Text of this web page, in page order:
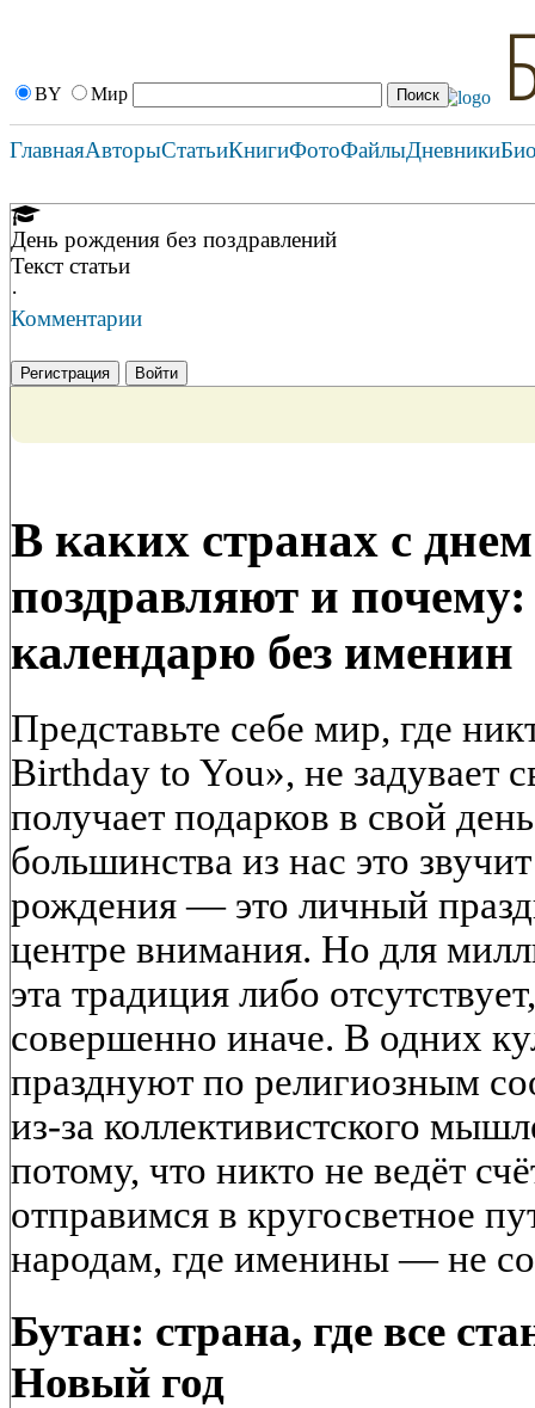
BY Мир
ГлавнаяАвторыСтатьиКнигиФотоФайлыДневники
День рождения без поздравлений
Текст статьи
·
Комментарии
Регистрация Войти
В каких странах с
поздравляют и
календарю без именин
Представьте себе мир, где
Birthday to You», не задувает
получает подарков в свой
большинства из нас это
рождения — это личный
центре внимания. Но для
эта традиция либо
совершенно иначе. В одних
празднуют по религиозным
из-за коллективистского
потому, что никто не ведёт
отправимся в кругосветное
народам, где именины — не
Бутан: страна, где все
Новый год